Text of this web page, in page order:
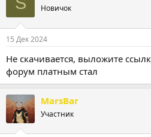
Новичок
15 Дек 2024
Не скачивается, выложите
форум платным стал
MarsBar
Участник